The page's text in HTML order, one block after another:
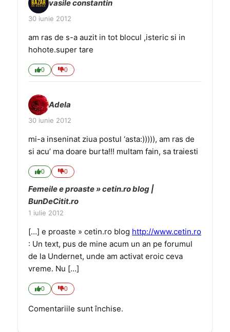
vasile constantin
30 iunie 2012
am ras de s-a auzit in tot blocul ,isteric si in
hohote.super tare
0 0
Adela
30 iunie 2012
mi-a inseninat ziua postul ‘asta:))))), am ras de
si acu’ ma doare burta!!! multam fain, sa traiesti
0 0
Femeile e proaste » cetin.ro blog |
BunDeCitit.ro
1 iulie 2012
[…] e proaste » cetin.ro blog http://www.cetin.ro
: Un text, pus de mine acum un an pe forumul
de la Undernet, unde am activat eroic ceva
vreme. Nu […]
0 0
Comentariile sunt închise.